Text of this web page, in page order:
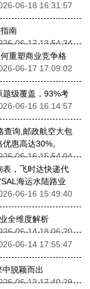
06-18 16:31:57
南
06-17 13:54:34
重塑商业竞争格
06-17 17:09:02
题级覆盖，93%考
06-16 16:14:57
查询,邮政航空大包
惠高达30%。
06-16 15:54:04
，飞时达快递代
海运水陆路业
06-16 15:49:40
全维度解析
06-14 18:06:20
06-14 17:55:47
脱颖而出
06-13 17:40:29